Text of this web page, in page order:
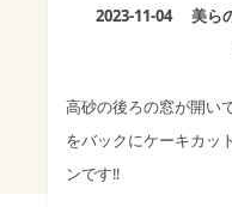
2023-11-04
美ら
高砂の後ろの窓が開い
をバックにケーキカッ
ンです‼︎